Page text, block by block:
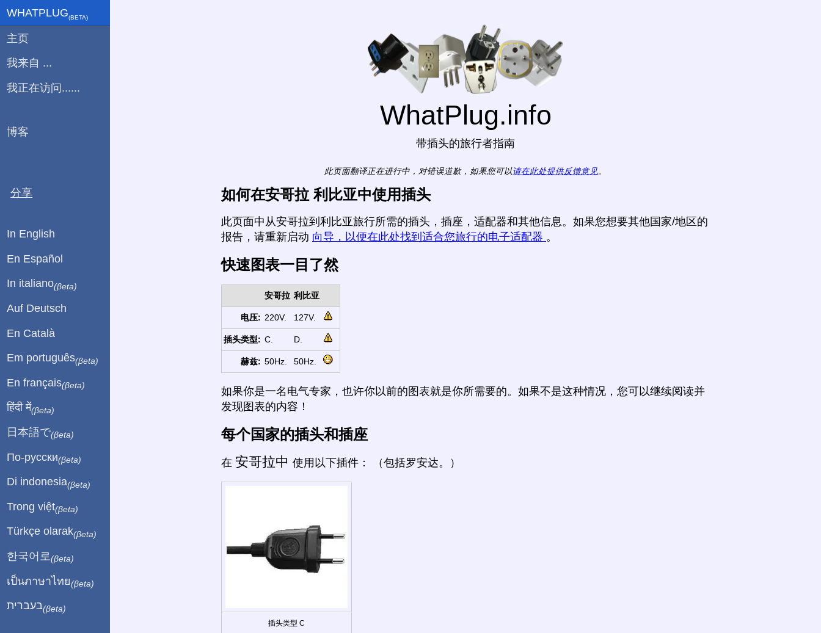
WhatPlug.info
带插头的旅行者指南
此页面翻译正在进行中，对错误道歉，如果您可以请在此处提供反馈意见。
如何在安哥拉 利比亚中使用插头
此页面中从安哥拉到利比亚旅行所需的插头，插座，适配器和其他信息。如果您想要其他国家/地区的
报告，请重新启动 向导，以便在此处找到适合您旅行的电子适配器 。
快速图表一目了然
安哥拉 利比亚
电压: 220V. 127V.
插头类型: C. D.
赫兹: 50Hz. 50Hz.
如果你是一名电气专家，也许你以前的图表就是你所需要的。如果不是这种情况，您可以继续阅读并
发现图表的内容！
每个国家的插头和插座
在 安哥拉中 使用以下插件： （包括罗安达。）
插头类型 C
WHATPLUG(ΒETA)
主页
我来自 ...
我正在访问......
博客
分享
In English
En Español
In italiano(βeta)
Auf Deutsch
En Català
Em português(βeta)
En français(βeta)
हिंदी में(βeta)
日本語で(βeta)
По-русски(βeta)
Di indonesia(βeta)
Trong việt(βeta)
Türkçe olarak(βeta)
한국어로 (βeta)
เป็นภาษาไทย(βeta)
בעברית(βeta)